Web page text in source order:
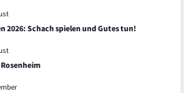
2026: Schach spielen und Gutes tun!
Rosenheim